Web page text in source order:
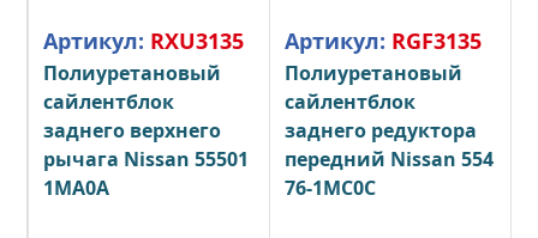
Артикул: RXU3135
Полиуретановый
сайлентблок
заднего верхнего
рычага Nissan 55501
1MA0A
Артикул: RGF3135
Полиуретановый
сайлентблок
заднего редуктора
передний Nissan 554
76-1MC0C